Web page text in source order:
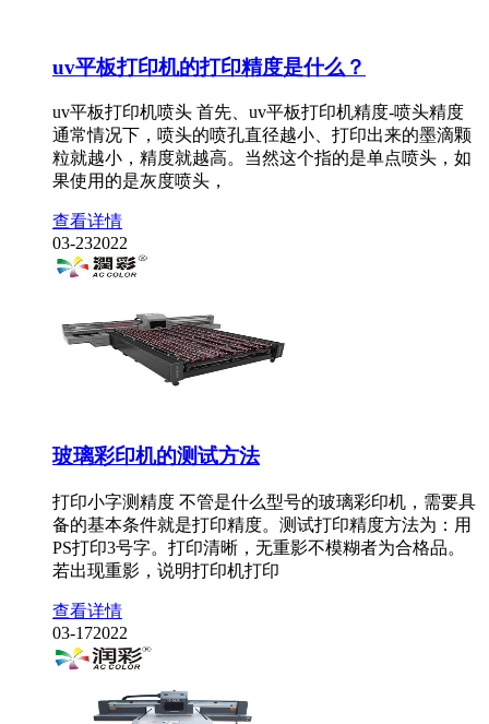
uv平板打印机的打印精度是什么？
uv平板打印机喷头 首先、uv平板打印机精度-喷头精度
通常情况下，喷头的喷孔直径越小、打印出来的墨滴颗
粒就越小，精度就越高。当然这个指的是单点喷头，如
果使用的是灰度喷头，
查看详情
03-232022
玻璃彩印机的测试方法
打印小字测精度 不管是什么型号的玻璃彩印机，需要具
备的基本条件就是打印精度。测试打印精度方法为：用
PS打印3号字。打印清晰，无重影不模糊者为合格品。
若出现重影，说明打印机打印
查看详情
03-172022